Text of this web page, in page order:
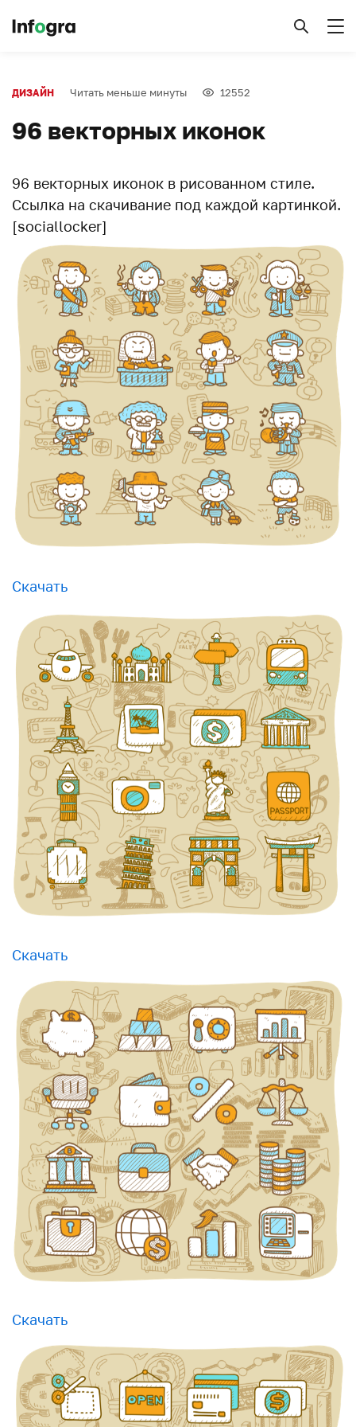
ДИЗАЙН Читать меньше минуты 12552
96 векторных иконок
96 векторных иконок в рисованном стиле.
Ссылка на скачивание под каждой картинкой.
[sociallocker]
Скачать
Скачать
Скачать